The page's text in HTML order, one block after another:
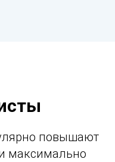
повышают
максимально